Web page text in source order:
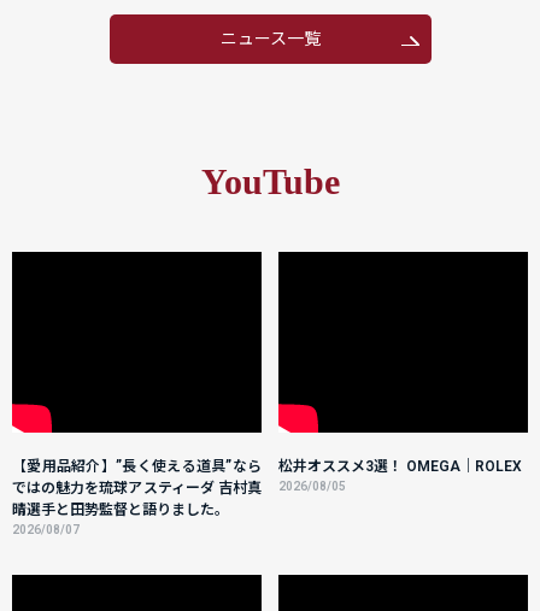
ニュース一覧
YouTube
【愛用品紹介】”長く使える道具”なら
ではの魅力を琉球アスティーダ 吉村真
晴選手と田㔟監督と語りました。
2026/08/07
松井オススメ3選！ OMEGA｜ROLEX
2026/08/05